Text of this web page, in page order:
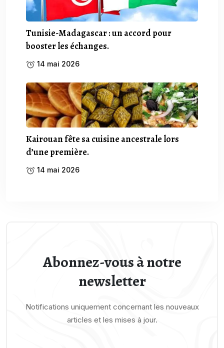
Tunisie-Madagascar : un accord pour
booster les échanges.
14 mai 2026
Kairouan fête sa cuisine ancestrale lors
d’une première.
14 mai 2026
Abonnez-vous à notre
newsletter
Notifications uniquement concernant les nouveaux
articles et les mises à jour.